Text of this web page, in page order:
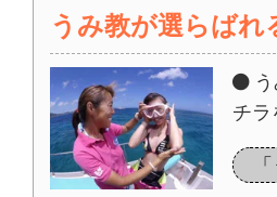
うみ教が選らばれ
う
チラ